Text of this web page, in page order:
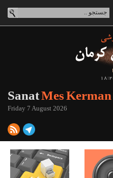
SanatMes Kerman
Friday 7 August 2026